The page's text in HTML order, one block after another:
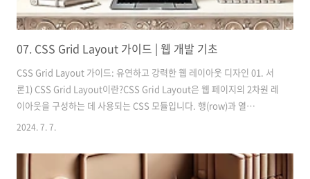
07. CSS Grid Layout 가이드 | 웹 개발 기초
CSS Grid Layout 가이드: 유연하고 강력한 웹 레이아웃 디자인 01. 서
론1) CSS Grid Layout이란?CSS Grid Layout은 웹 페이지의 2차원 레
이아웃을 구성하는 데 사용되는 CSS 모듈입니다. 행(row)과 열
(column)을 기준으로 요소를 배치할 수 있으며, 복잡한 레이아웃을 쉽
반면, Grid Layout은 2차원 레이아웃을 다루기 때문에 더 복잡한 디자
2024. 7. 7.